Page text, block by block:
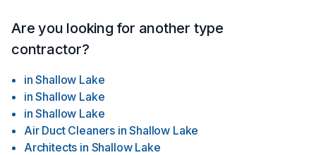
Are you looking for another type
contractor?
in Shallow Lake
in Shallow Lake
in Shallow Lake
Air Duct Cleaners in Shallow Lake
Architects in Shallow Lake